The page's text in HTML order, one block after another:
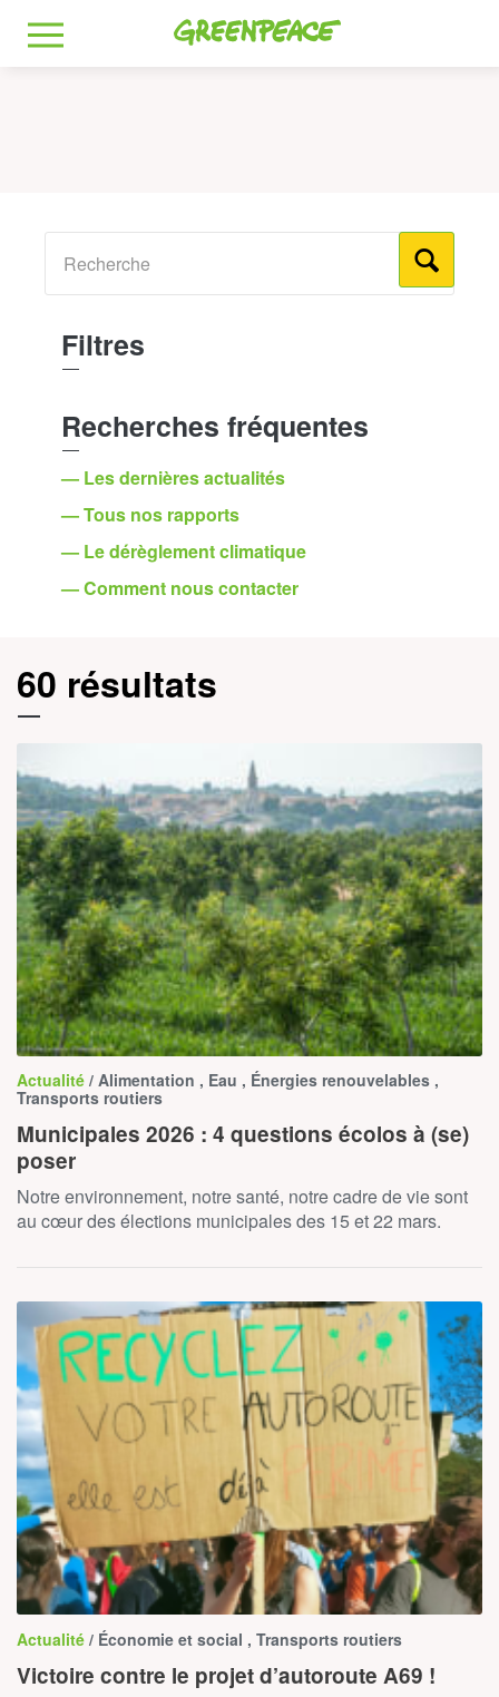
Greenpeace
MENU
Filtres
Recherches fréquentes
— Les dernières actualités
— Tous nos rapports
— Le dérèglement climatique
— Comment nous contacter
60 résultats
Actualité / Alimentation , Eau , Énergies renouvelables ,
Transports routiers
Municipales 2026 : 4 questions écolos à (se)
poser
Notre environnement, notre santé, notre cadre de vie sont
au cœur des élections municipales des 15 et 22 mars.
Actualité / Économie et social , Transports routiers
Victoire contre le projet d’autoroute A69 !